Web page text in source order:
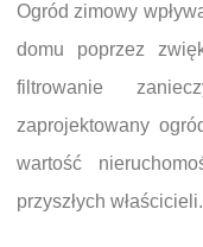
Ogród zimowy
domu poprzez
filtrowanie
zaprojektowany
wartość
przyszłych właścicieli.